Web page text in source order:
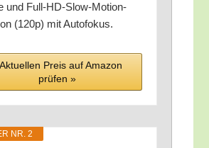
und Full-HD-Slow-Moti­on-
(120p) mit Autofokus.
Preis auf Ama­zon
prü­fen »
NR. 2